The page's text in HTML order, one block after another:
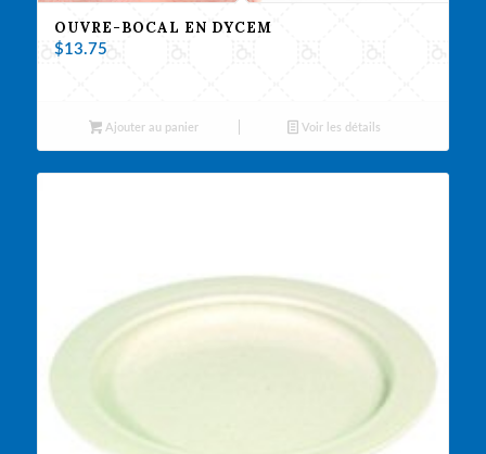
OUVRE-BOCAL EN DYCEM
$13.75
Ajouter au panier Voir les détails